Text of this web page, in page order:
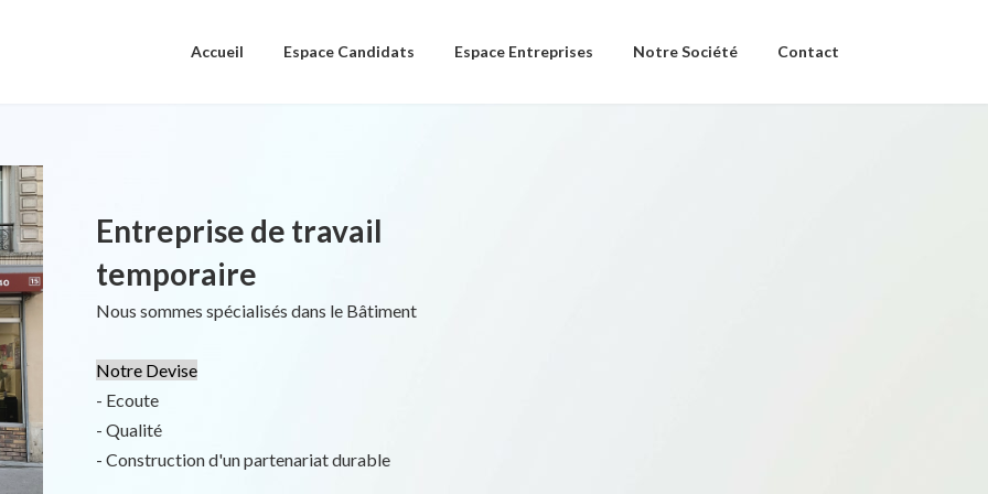
Accueil Espace Candidats Espace Entreprises Notre Société Contact
Entreprise de travail
temporaire
Nous sommes spécialisés dans le Bâtiment
Notre Devise
- Ecoute
- Qualité
- Construction d'un partenariat durable